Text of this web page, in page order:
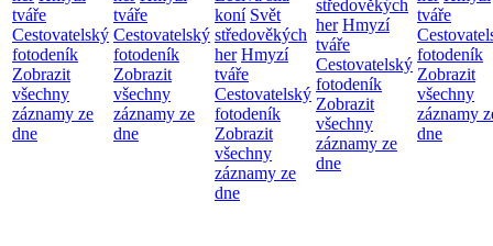
tváře
Cestovatelský
fotodeník
Zobrazit
všechny
záznamy ze
dne
tváře
Cestovatelský
fotodeník
Zobrazit
všechny
záznamy ze
dne
koní Svět
středověkých
her Hmyzí
tváře
Cestovatelský
fotodeník
Zobrazit
všechny
záznamy ze
dne
středověkých
her Hmyzí
tváře
Cestovatelský
fotodeník
Zobrazit
všechny
záznamy ze
dne
tváře
fotodeník
Zobrazit
všechny
záznamy
dne